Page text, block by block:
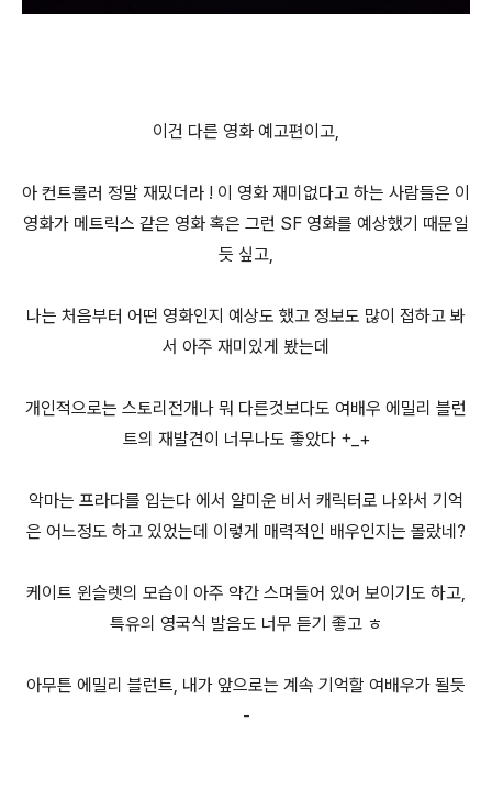
이건 다른 영화 예고편이고,
아 컨트롤러 정말 재밌더라 ! 이 영화 재미없다고 하는 사람들은 이
영화가 메트릭스 같은 영화 혹은 그런 SF 영화를 예상했기 때문일
듯 싶고,
나는 처음부터 어떤 영화인지 예상도 했고 정보도 많이 접하고 봐
서 아주 재미있게 봤는데
개인적으로는 스토리전개나 뭐 다른것보다도 여배우 에밀리 블런
트의 재발견이 너무나도 좋았다 +_+
악마는 프라다를 입는다 에서 얄미운 비서 캐릭터로 나와서 기억
은 어느정도 하고 있었는데 이렇게 매력적인 배우인지는 몰랐네?
케이트 윈슬렛의 모습이 아주 약간 스며들어 있어 보이기도 하고,
특유의 영국식 발음도 너무 듣기 좋고 ㅎ
아무튼 에밀리 블런트, 내가 앞으로는 계속 기억할 여배우가 될듯
-